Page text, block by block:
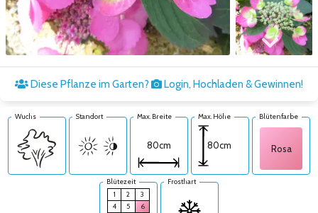
Zum nächsten Bild
Diese Pflanze im Garten? Login, Hochladen & Gewinnen!
Wuchs Standort Max. Breite
80cm
Max. Höhe
80cm
Blütenfarbe
Rosa
Blütezeit
1
2
3
4
5
6
Frosthart